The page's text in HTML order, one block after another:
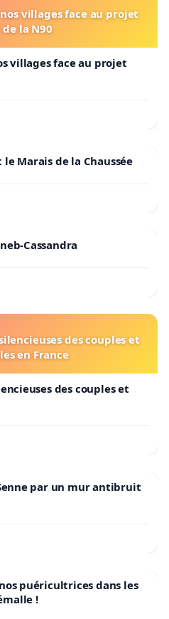
villages face au projet
la N90
villages face au projet
Marais de la Chaussée
Cassandra
des couples et
en France
des couples et
par un mur antibruit
puéricultrices dans les
de Flémalle !